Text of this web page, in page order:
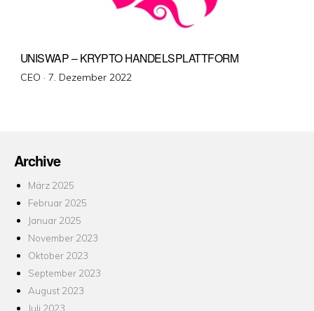
UNISWAP – KRYPTO HANDELSPLATTFORM
CEO · Veröffentlicht
7. Dezember 2022
Archive
März 2025
Februar 2025
Januar 2025
November 2023
Oktober 2023
September 2023
August 2023
Juli 2023